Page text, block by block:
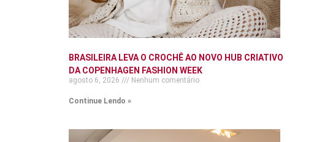
BRASILEIRA LEVA O CROCHÊ AO NOVO HUB CRIATIVO
DA COPENHAGEN FASHION WEEK
agosto 6, 2026 Nenhum comentário
Continue Lendo »